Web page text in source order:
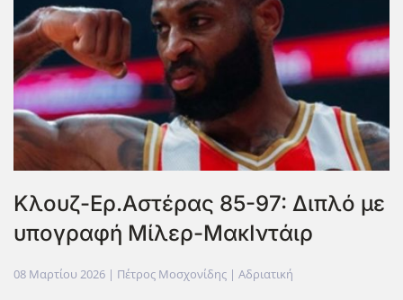
Κλουζ-Ερ.Αστέρας 85-97: Διπλό με
υπογραφή Μίλερ-ΜακΙντάιρ
08 Μαρτίου 2026 | Πέτρος Μοσχονίδης | Αδριατική